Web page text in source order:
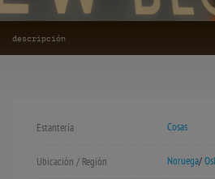
descripción
Estantería Cosas
Ubicación / Región Noruega/